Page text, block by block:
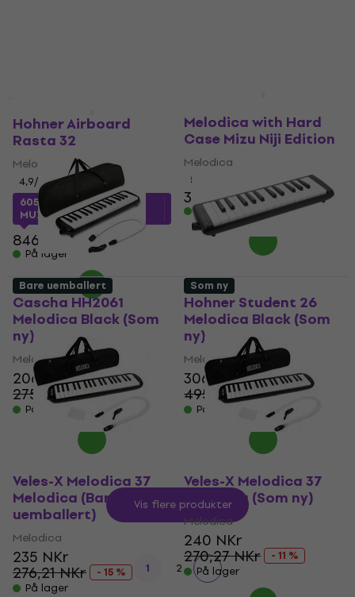
Hohner Airboard
Rasta 32
Melodica
4,9/5
605,01 NKrmed kode
MUZMUZ-25
846 NKr
På lager
Melodica with Hard
Case Mizu Niji Edition
Melodica
5
301 NKr
På lager
Cascha HH2061
Melodica Black (Som
ny)
Melodica
206 NKr
275,22 NKr
- 25 %
På lager
Hohner Student 26
Melodica Black (Som
ny)
Melodica
306 NKr
495,99 NKr
- 38 %
På lager
Bare uemballert
Veles-X Melodica 37
Melodica (Bare
uemballert)
Melodica
235 NKr
276,21 NKr
- 15 %
På lager
Som ny
Veles-X Melodica 37
Melodica (Som ny)
Melodica
240 NKr
270,27 NKr
- 11 %
På lager
Vis flere produkter
1 2